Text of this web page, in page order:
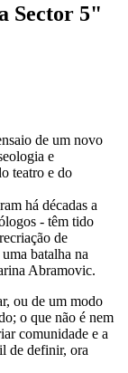
Sector 5"
de um novo
e
teatro e do
há décadas a
- têm tido
de
batalha na
Abramovic.
ou de um modo
o que não é nem
comunidade e a
de definir, ora